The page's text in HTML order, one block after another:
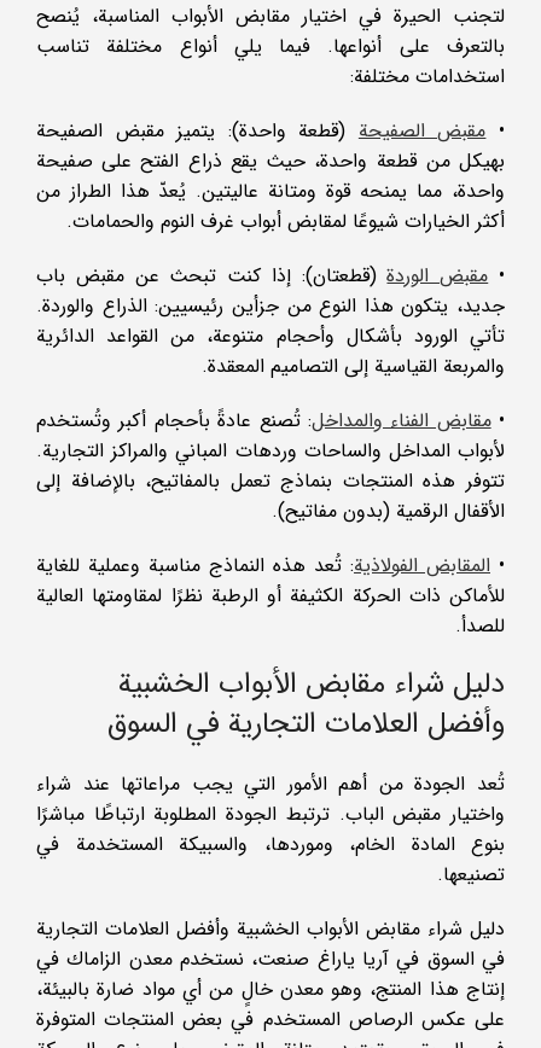
لتجنب الحيرة في اختيار مقابض الأبواب المناسبة، يُنصح
بالتعرف على أنواعها. فيما يلي أنواع مختلفة تناسب
استخدامات مختلفة:
•مقبض الصفيحة(قطعة واحدة): يتميز مقبض الصفيحة
بهيكل من قطعة واحدة، حيث يقع ذراع الفتح على صفيحة
واحدة، مما يمنحه قوة ومتانة عاليتين. يُعدّ هذا الطراز من
أكثر الخيارات شيوعًا لمقابض أبواب غرف النوم والحمامات.
•مقبض الوردة(قطعتان): إذا كنت تبحث عن مقبض باب
جديد، يتكون هذا النوع من جزأين رئيسيين: الذراع والوردة.
تأتي الورود بأشكال وأحجام متنوعة، من القواعد الدائرية
والمربعة القياسية إلى التصاميم المعقدة.
•مقابض الفناء والمداخل: تُصنع عادةً بأحجام أكبر وتُستخدم
لأبواب المداخل والساحات وردهات المباني والمراكز التجارية.
تتوفر هذه المنتجات بنماذج تعمل بالمفاتيح، بالإضافة إلى
الأقفال الرقمية (بدون مفاتيح).
• المقابض الفولاذية: تُعد هذه النماذج مناسبة وعملية للغاية
للأماكن ذات الحركة الكثيفة أو الرطبة نظرًا لمقاومتها العالية
للصدأ.
دليل شراء مقابض الأبواب الخشبية
وأفضل العلامات التجارية في السوق
تُعد الجودة من أهم الأمور التي يجب مراعاتها عند شراء
واختيار مقبض الباب. ترتبط الجودة المطلوبة ارتباطًا مباشرًا
بنوع المادة الخام، وموردها، والسبيكة المستخدمة في
تصنيعها.
دليل شراء مقابض الأبواب الخشبية وأفضل العلامات التجارية
في السوق في آريا ياراغ صنعت، نستخدم معدن الزاماك في
إنتاج هذا المنتج، وهو معدن خالٍ من أي مواد ضارة بالبيئة،
على عكس الرصاص المستخدم في بعض المنتجات المتوفرة